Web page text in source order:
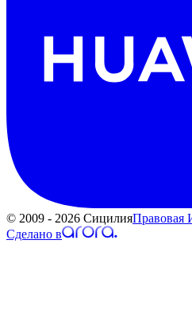
© 2009 - 2026 СицилияПравовая
Сделано в